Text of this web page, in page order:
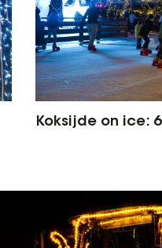
Koksijde on ice: